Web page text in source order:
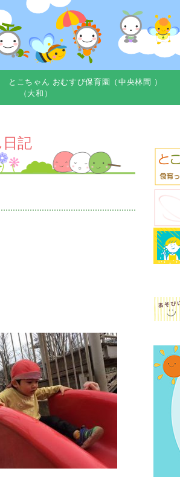
とこちゃん おむすび保育園（中央林間 ）
（大和）
記